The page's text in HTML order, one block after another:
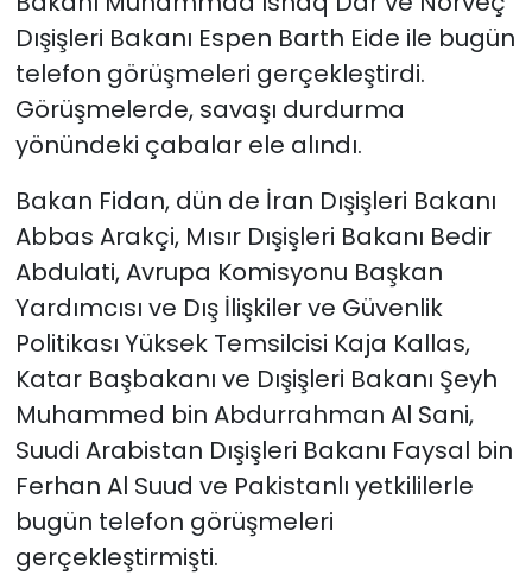
Dışişleri Bakanı Espen Barth Eide ile bugün
telefon görüşmeleri gerçekleştirdi.
Görüşmelerde, savaşı durdurma
yönündeki çabalar ele alındı.
Bakan Fidan, dün de İran Dışişleri Bakanı
Abbas Arakçi, Mısır Dışişleri Bakanı Bedir
Abdulati, Avrupa Komisyonu Başkan
Yardımcısı ve Dış İlişkiler ve Güvenlik
Politikası Yüksek Temsilcisi Kaja Kallas,
Katar Başbakanı ve Dışişleri Bakanı Şeyh
Muhammed bin Abdurrahman Al Sani,
Suudi Arabistan Dışişleri Bakanı Faysal bin
Ferhan Al Suud ve Pakistanlı yetkililerle
bugün telefon görüşmeleri
gerçekleştirmişti.